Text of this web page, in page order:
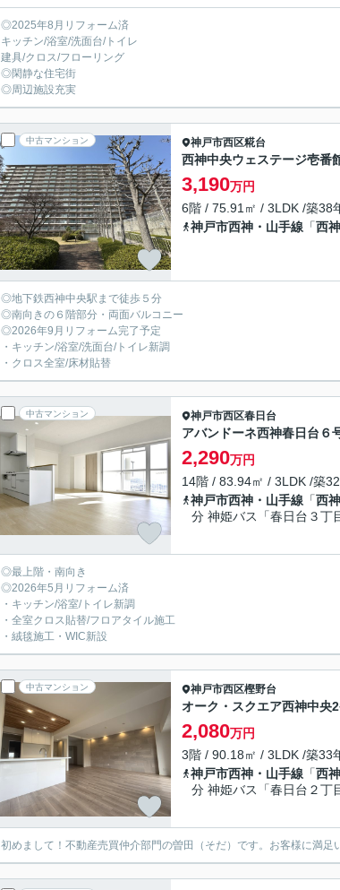
◎2025年8月リフォーム済
キッチン/浴室/洗面台/トイレ
建具/クロス/フローリング
◎閑静な住宅街
◎周辺施設充実
中古マンション 神戸市西区糀台
西神中央ウェステージ壱番
3,190万円
6階 / 75.91㎡ / 3LDK /築38
神戸市西神・山手線 「西
◎地下鉄西神中央駅まで徒歩５分
◎南向きの６階部分・両面バルコニー
◎2026年9月リフォーム完了予定
・キッチン/浴室/洗面台/トイレ新調
・クロス全室/床材貼替
中古マンション 神戸市西区春日台
アバンドーネ西神春日台６
2,290万円
14階 / 83.94㎡ / 3LDK /築
神戸市西神・山手線 「西
分 神姫バス「春日台３丁
◎最上階・南向き
◎2026年5月リフォーム済
・キッチン/浴室/トイレ新調
・全室クロス貼替/フロアタイル施工
・絨毯施工・WIC新設
中古マンション 神戸市西区樫野台
オーク・スクエア西神中央
2,080万円
3階 / 90.18㎡ / 3LDK /築33
神戸市西神・山手線 「西
分 神姫バス「春日台２丁
初めまして！不動産売買仲介部門の曽田（そだ）です。お客様に満